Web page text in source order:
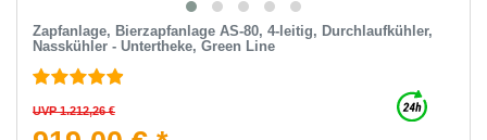
Zapfanlage, Bierzapfanlage AS-80, 4-leitig, Durchlaufkühler,
Nasskühler - Untertheke, Green Line
UVP 1.212,26 €